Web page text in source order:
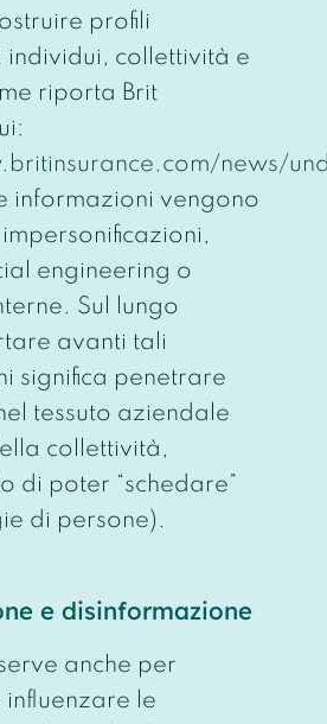
profili
collettività e
riporta Brit
news/
informazioni vengono
engineering o
Sul lungo
avanti tali
significa penetrare
tessuto aziendale
collettività,
di poter “schedare”
di persone).
e disinformazione
anche per
le